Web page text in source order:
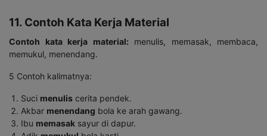
11. Contoh Kata Kerja Material
Contoh kata kerja material: menulis, memasak, membaca,
memukul, menendang.
5 Contoh kalimatnya:
Suci menulis cerita pendek.
Akbar menendang bola ke arah gawang.
Ibu memasak sayur di dapur.